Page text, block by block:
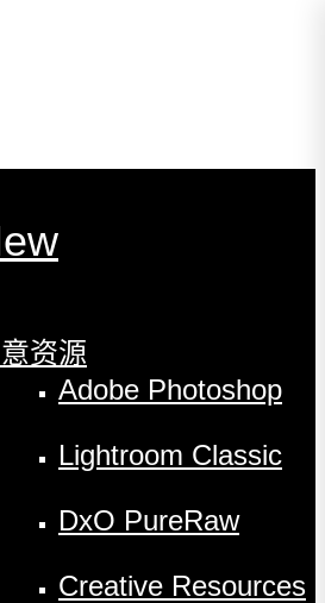
资源
Adobe Photoshop
Lightroom Classic
DxO PureRaw
Creative Resources